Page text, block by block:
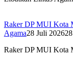
Raker DP MUI Kota
Agama28 Juli 2026
Raker DP MUI Kota